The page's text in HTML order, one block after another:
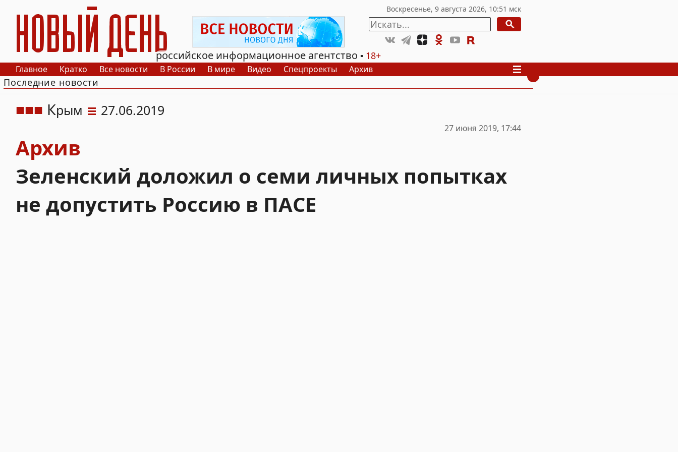
РИА Новый День
российское информационное агентство
18+
Главное Кратко Все новости В России В мире Видео Спецпроекты Архив
Последние новости
Крым 27.06.2019
27 июня 2019, 17:44
Архив
Зеленский доложил о семи личных попытках
не допустить Россию в ПАСЕ